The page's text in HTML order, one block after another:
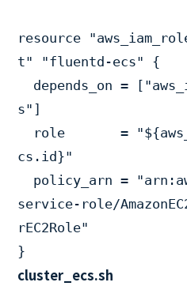
resource
t" "fluentd-ecs" {
depends_on =
s"]
role       =
cs.id}"
policy_arn =
service-role/
rEC2Role"
cluster_ecs.sh